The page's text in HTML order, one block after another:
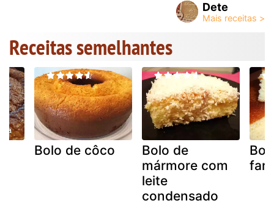
Dete
Receitas semelhantes
Bolo de côco
Bolo de
mármore com
leite
condensado